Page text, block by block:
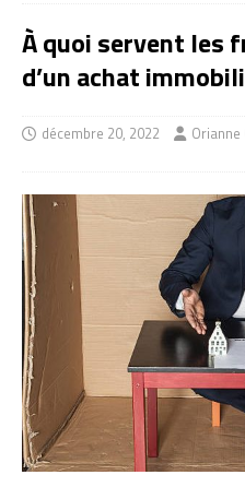
À quoi servent les
d’un achat
décembre 20, 2022 Orianne